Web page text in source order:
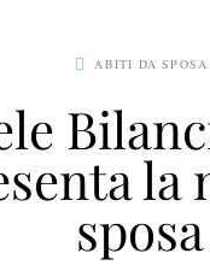
ABITI DA SPOSA
la
sposa